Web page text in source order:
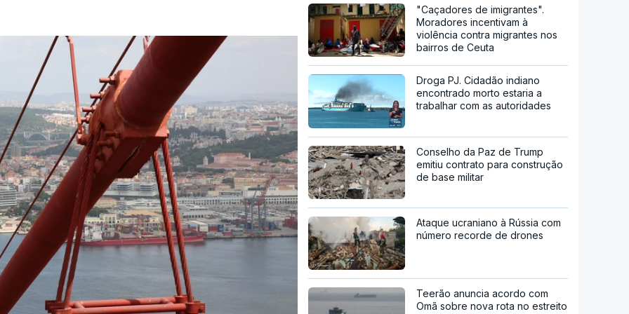
"Caçadores de imigrantes".
Moradores incentivam à
violência contra migrantes nos
bairros de Ceuta
Droga PJ. Cidadão indiano
encontrado morto estaria a
trabalhar com as autoridades
Conselho da Paz de Trump
emitiu contrato para construção
de base militar
Ataque ucraniano à Rússia com
número recorde de drones
Teerão anuncia acordo com
Omã sobre nova rota no estreito